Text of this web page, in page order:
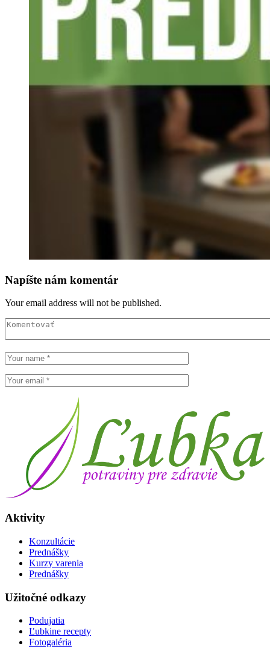
Napíšte nám komentár
Your email address will not be published.
Aktivity
Konzultácie
Prednášky
Kurzy varenia
Prednášky
Užitočné odkazy
Podujatia
Ľubkine recepty
Fotogaléria